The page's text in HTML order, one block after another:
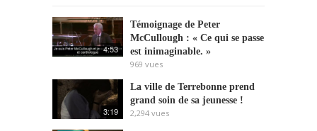
4:53
Témoignage de Peter
McCullough : « Ce qui se passe
est inimaginable. »
969 vues
3:19
La ville de Terrebonne prend
grand soin de sa jeunesse !
2,294 vues